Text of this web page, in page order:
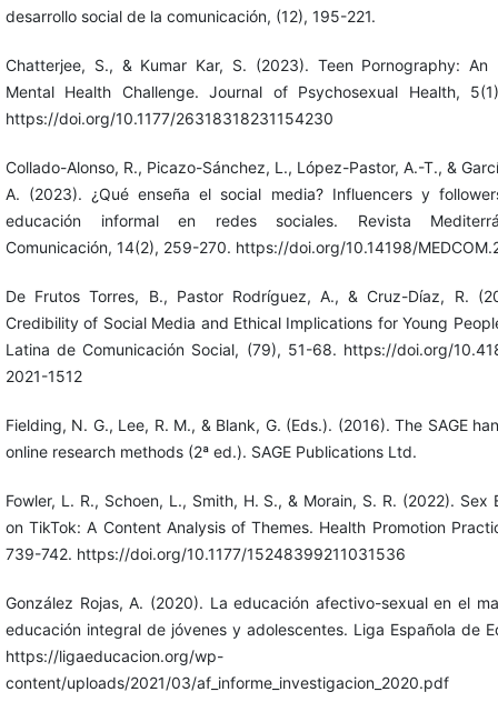
desarrollo social de la comunicación, (12), 195-221.
Chatterjee, S., & Kumar Kar, S. (2023). Teen Pornography: An
Mental Health Challenge. Journal of Psychosexual Health,
https://doi.org/10.1177/26318318231154230
Collado-Alonso, R., Picazo-Sánchez, L., López-Pastor, A.-T., &
A. (2023). ¿Qué enseña el social media? Influencers y
educación informal en redes sociales. Revista
Comunicación, 14(2), 259-270. https://doi.org/10.14198/
De Frutos Torres, B., Pastor Rodríguez, A., & Cruz-Díaz, R.
Credibility of Social Media and Ethical Implications for Young
Latina de Comunicación Social, (79), 51-68. https://doi.org/
2021-1512
Fielding, N. G., Lee, R. M., & Blank, G. (Eds.). (2016). The SAGE
online research methods (2ª ed.). SAGE Publications Ltd.
Fowler, L. R., Schoen, L., Smith, H. S., & Morain, S. R. (2022). Sex
on TikTok: A Content Analysis of Themes. Health Promotion
739-742. https://doi.org/10.1177/15248399211031536
González Rojas, A. (2020). La educación afectivo-sexual en el
educación integral de jóvenes y adolescentes. Liga Española de
https://ligaeducacion.org/wp-
content/uploads/2021/03/af_informe_investigacion_2020.pdf